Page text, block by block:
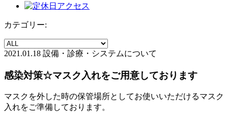
カテゴリー:
2021.01.18 設備・診療・システムについて
感染対策☆マスク入れをご用意しております
マスクを外した時の保管場所としてお使いいただけるマスク
入れをご準備しております。